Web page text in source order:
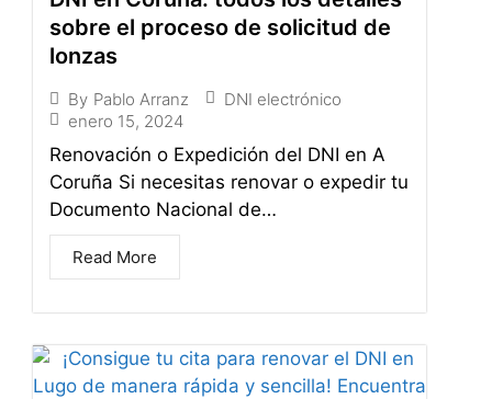
sobre el proceso de solicitud de
lonzas
By Pablo Arranz
DNI electrónico
enero 15, 2024
Renovación o Expedición del DNI en A
Coruña Si necesitas renovar o expedir tu
Documento Nacional de…
Read More